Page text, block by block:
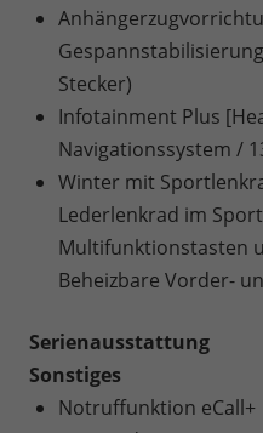
Stecker)
Infotainment Plus
Navigationssystem /
Winter mit
Lederlenkrad im
Multifunktionstasten
Beheizbare Vorder-
Serienausstattung
Sonstiges
Notruffunktion eCall+